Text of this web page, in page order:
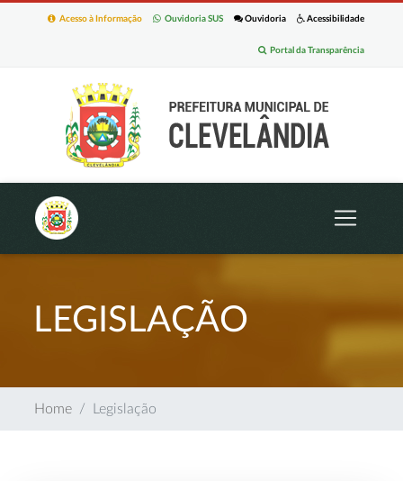
Acessibilidade
Ouvidoria
Ouvidoria SUS
Acesso à Informação
Portal da Transparência
LEGISLAÇÃO
Home Legislação